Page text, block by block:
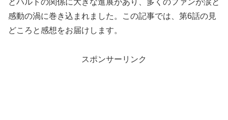
とハルトの関係に大きな進展があり、多くのファンが涙と
感動の渦に巻き込まれました。この記事では、第6話の見
どころと感想をお届けします。
スポンサーリンク